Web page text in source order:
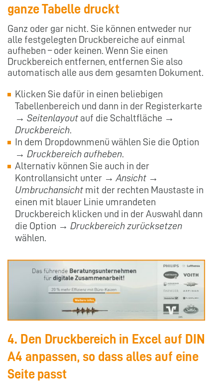
ganze Tabelle druckt
Ganz oder gar nicht. Sie können entweder nur
alle festgelegten Druckbereiche auf einmal
aufheben – oder keinen. Wenn Sie einen
Druckbereich entfernen, entfernen Sie also
automatisch alle aus dem gesamten Dokument.
Klicken Sie dafür in einen beliebigen
Tabellenbereich und dann in der Registerkarte
→ Seitenlayout auf die Schaltfläche →
Druckbereich.
In dem Dropdownmenü wählen Sie die Option
→ Druckbereich aufheben.
Alternativ können Sie auch in der
Kontrollansicht unter →Ansicht →
Umbruchansicht mit der rechten Maustaste in
einen mit blauer Linie umrandeten
Druckbereich klicken und in der Auswahl dann
die Option → Druckbereich zurücksetzen
wählen.
4. Den Druckbereich in Excel auf DIN
A4 anpassen, so dass alles auf eine
Seite passt